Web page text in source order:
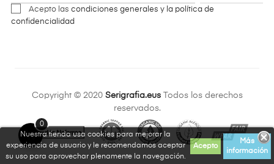
Nuestra tienda usa cookies para mejorar la
experiencia de usuario y le recomendamos aceptar
su uso para aprovechar plenamente la navegación.
Acepto
Más
información
Acepto las condiciones generales y la política de
confidencialidad
Copyright © 2020 Serigrafia.eusTodos los derechos
reservados.
0